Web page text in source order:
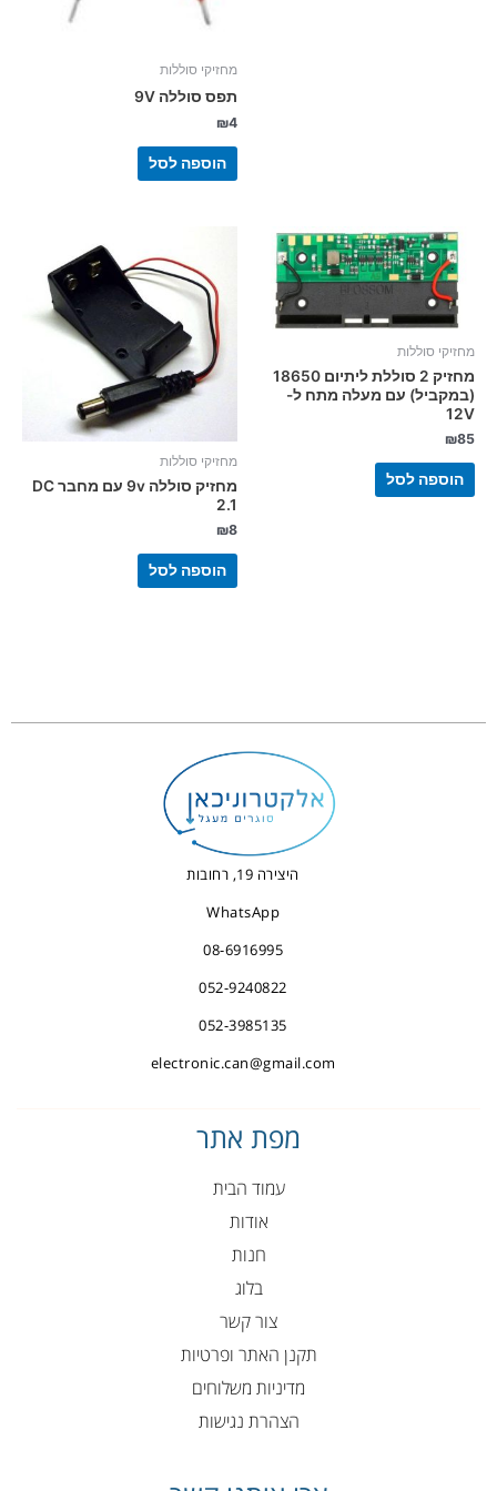
מחזיקי סוללות
תפס סוללה 9V
₪4
הוספה לסל
מחזיקי סוללות
מחזיק 2 סוללת ליתיום 18650
(במקביל) עם מעלה מתח ל-
12V
₪85
הוספה לסל
מחזיקי סוללות
מחזיק סוללה 9v עם מחבר DC
2.1
₪8
הוספה לסל
היצירה 19, רחובות
WhatsApp
08-6916995
052-9240822
052-3985135
electronic.can@gmail.com
מפת אתר
עמוד הבית
אודות
חנות
בלוג
צור קשר
תקנן האתר ופרטיות
מדיניות משלוחים
הצהרת נגישות